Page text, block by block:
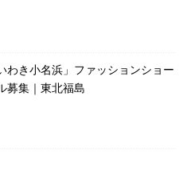
わき小名浜」ファッションショー
募集｜東北福島